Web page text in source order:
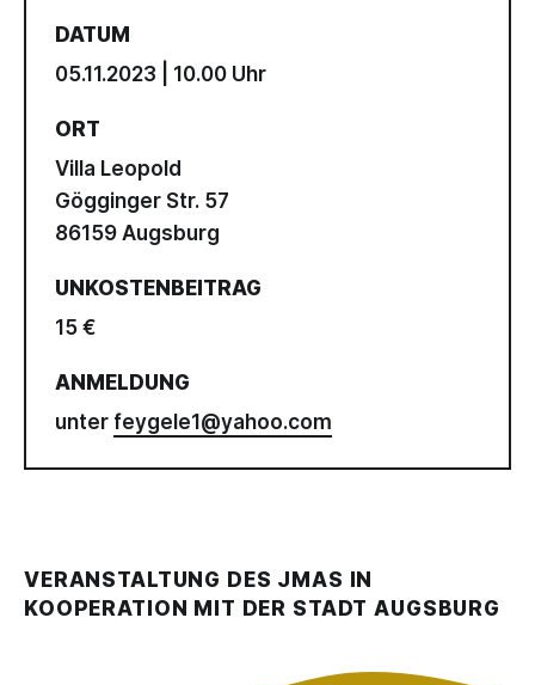
DATUM
05.11.2023 | 10.00 Uhr
ORT
Villa Leopold
Gögginger Str. 57
86159 Augsburg
UNKOSTENBEITRAG
15 €
ANMELDUNG
unter feygele1@yahoo.com
VERANSTALTUNG DES JMAS IN
KOOPERATION MIT DER STADT AUGSBURG